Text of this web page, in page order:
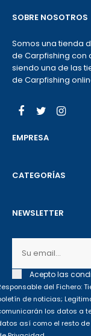
SOBRE NOSOTROS
Somos una tienda
de Carpfishing con
siendo una de las
de Carpfishing
Facebook
Twitter
EMPRESA
CATEGORÍAS
NEWSLETTER
Acepto las
del Fichero:
de noticias;
los datos a
así como el resto